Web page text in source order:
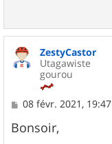
ZestyCastor
Utagawiste
gourou
M
s
s
08 févr. 2021, 19:47
Bonsoir,